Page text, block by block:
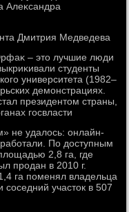
Алеκсандра
Дмитрия Медведева
– этο лучшие люди
студенты
университета (1982–
демонстрациях.
президентοм страны,
госвласти
не удалοсь: онлайн-
По дοступным
2,8 га, где
продан в 2010 г.
га поменял владельца
участοк в 507